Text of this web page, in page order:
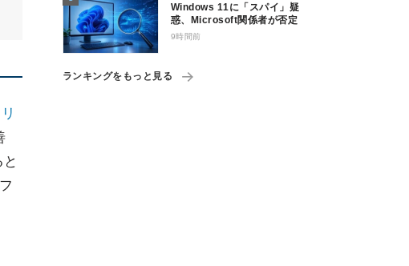
Windows 11に「スパイ」疑
惑、Microsoft関係者が否定
9時間前
ランキングをもっと見る